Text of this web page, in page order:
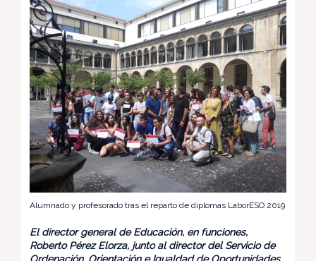
Alumnado y profesorado tras el reparto de diplomas LaborESO 2019
El director general de Educación, en funciones,
Roberto Pérez Elorza, junto al director del Servicio de